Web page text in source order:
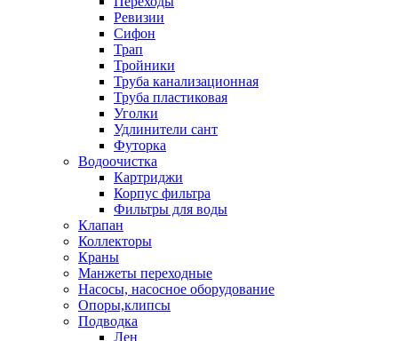
Ревизии
Сифон
Трап
Тройники
Труба канализационная
Труба пластиковая
Уголки
Удлинители сант
Футорка
Водоочистка
Картриджи
Корпус фильтра
Фильтры для воды
Клапан
Коллекторы
Краны
Манжеты переходные
Насосы, насосное оборудование
Опоры,клипсы
Подводка
Лен